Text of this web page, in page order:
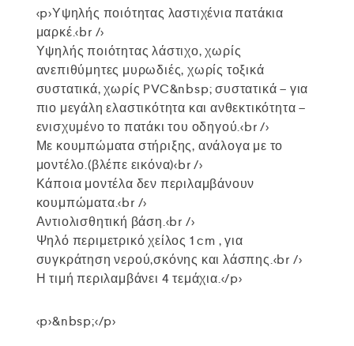
<p>Υψηλής ποιότητας λαστιχένια πατάκια
μαρκέ.<br />
Υψηλής ποιότητας λάστιχο, χωρίς
ανεπιθύμητες μυρωδιές, χωρίς τοξικά
συστατικά, χωρίς PVC&nbsp; συστατικά – για
πιο μεγάλη ελαστικότητα και ανθεκτικότητα –
ενισχυμένο το πατάκι του οδηγού.<br />
Με κουμπώματα στήριξης, ανάλογα με το
μοντέλο.(βλέπε εικόνα)<br />
Κάποια μοντέλα δεν περιλαμβάνουν
κουμπώματα.<br />
Αντιολισθητική βάση.<br />
Ψηλό περιμετρικό χείλος 1 cm , για
συγκράτηση νερού,σκόνης και λάσπης.<br />
Η τιμή περιλαμβάνει 4 τεμάχια.</p>
<p>&nbsp;</p>